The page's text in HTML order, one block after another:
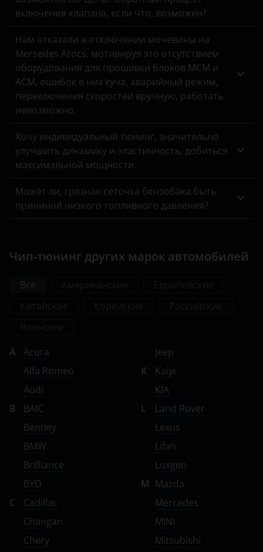
ЗАЗ
УАЗ
включения клапана, если что, возможен?
Нам отказали в отключении мочевины на
Mersedes Arocs, мотивируя это отсутствием
оборудования для прошивки блоков MCM и
ACM, ошибок в них куча, аварийный режим,
переключения скоростей вручную, работать
невозможно.
Хочу индивидуальный тюнинг, значительно
улучшить динамику и эластичность, добиться
максимальной мощности.
Может ли, грязная сеточка бензобака быть
причиной низкого топливного давления?
Чип-тюнинг других марок автомобилей
Все
A
Acura
Alfa Romeo
Audi
B
BAIC
Bentley
BMW
Brilliance
BYD
C
Cadillac
Changan
Chery
Jeep
K
Kaiyi
KIA
L
Land Rover
Lexus
Lifan
Luxgen
M Mazda
Mercedes
MINI
Mitsubishi